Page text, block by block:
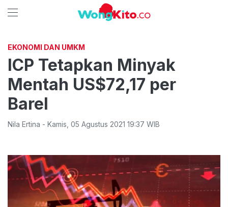
EKONOMI DAN UMKM
ICP Tetapkan Minyak
Mentah US$72,17 per
Barel
Nila Ertina - Kamis 05 Agustus 2021 19:37 WIB